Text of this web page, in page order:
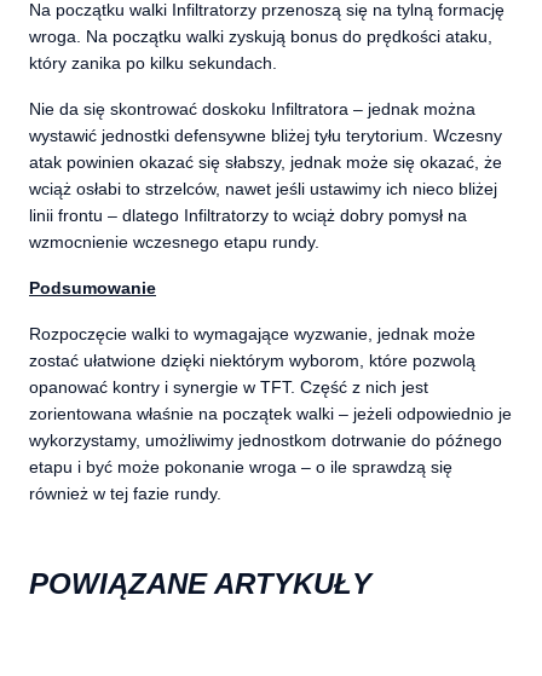
Na początku walki Infiltratorzy przenoszą się na tylną formację
wroga. Na początku walki zyskują bonus do prędkości ataku,
który zanika po kilku sekundach.
Nie da się skontrować doskoku Infiltratora – jednak można
wystawić jednostki defensywne bliżej tyłu terytorium. Wczesny
atak powinien okazać się słabszy, jednak może się okazać, że
wciąż osłabi to strzelców, nawet jeśli ustawimy ich nieco bliżej
linii frontu – dlatego Infiltratorzy to wciąż dobry pomysł na
wzmocnienie wczesnego etapu rundy.
Podsumowanie
Rozpoczęcie walki to wymagające wyzwanie, jednak może
zostać ułatwione dzięki niektórym wyborom, które pozwolą
opanować kontry i synergie w TFT. Część z nich jest
zorientowana właśnie na początek walki – jeżeli odpowiednio je
wykorzystamy, umożliwimy jednostkom dotrwanie do późnego
etapu i być może pokonanie wroga – o ile sprawdzą się
również w tej fazie rundy.
POWIĄZANE ARTYKUŁY